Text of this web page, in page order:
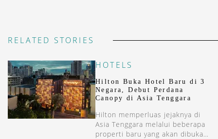
RELATED STORIES
HOTELS
Hilton Buka Hotel Baru di 3
Negara, Debut Perdana
Canopy di Asia Tenggara
Hilton memperluas jejaknya di
Asia Tenggara melalui beberapa
properti baru yang akan dibuka